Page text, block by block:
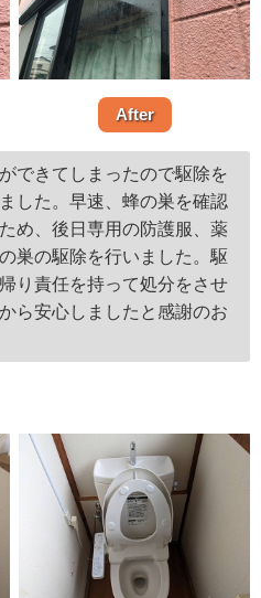
After
できてしまったので駆除を
した。早速、蜂の巣を確認
め、後日専用の防護服、薬
巣の駆除を行いました。駆
り責任を持って処分をさせ
ら安心しましたと感謝のお